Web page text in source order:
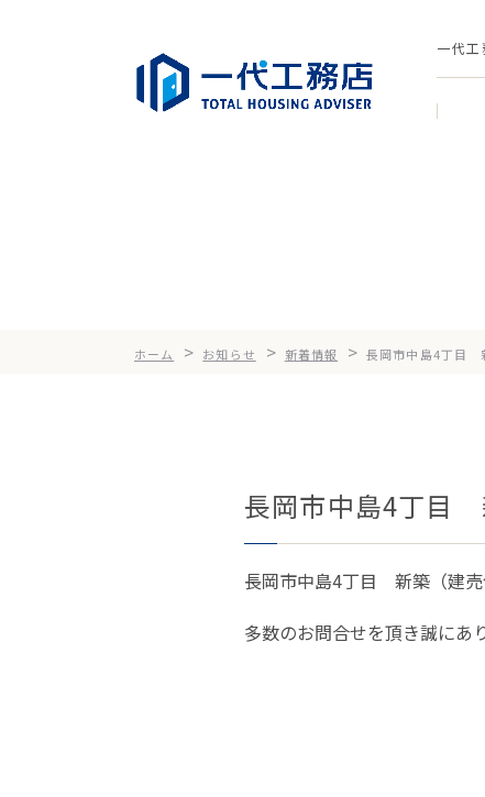
一代工
ホーム > お知らせ > 新着情報 > 長岡市中島4丁目
長岡市中島4丁目
長岡市中島4丁目 新築（建
多数のお問合せを頂き誠にあ